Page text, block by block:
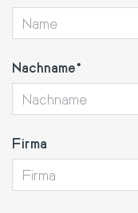
Nachname
Firma